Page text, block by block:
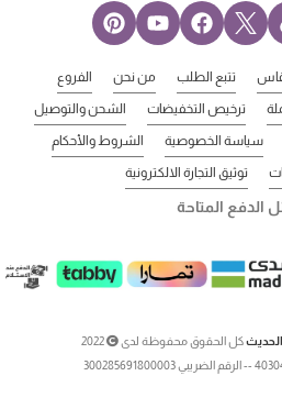
تتبع الطلب من نحن الفروع
ترخيص التخفيضات الشحن والتوصيل
سياسة الخصوصية الشروط والأحكام
توثيق التجارة الالكترونية
الدفع المتاحة
كل الحقوق محفوظة لدى
2022